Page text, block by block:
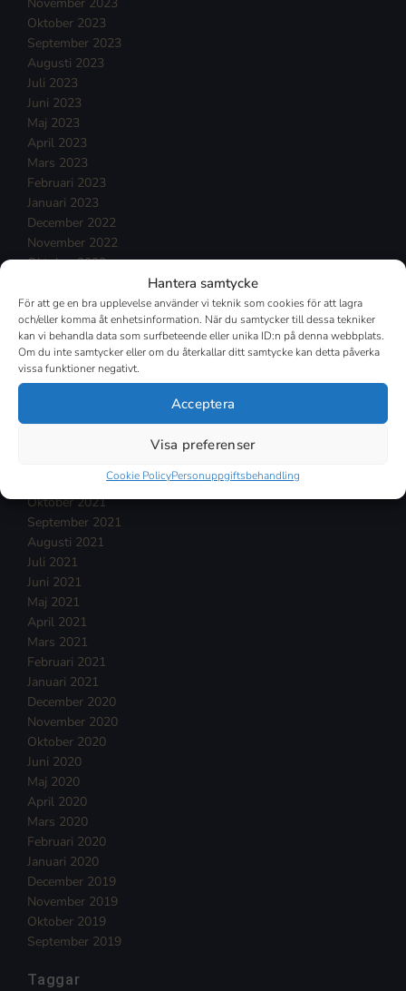
Hantera samtycke
För att ge en bra upplevelse använder vi teknik som cookies för att lagra
och/eller komma åt enhetsinformation. När du samtycker till dessa tekniker
kan vi behandla data som surfbeteende eller unika ID:n på denna webbplats.
Om du inte samtycker eller om du återkallar ditt samtycke kan detta påverka
vissa funktioner negativt.
Acceptera
Visa preferenser
Cookie PolicyPersonuppgiftsbehandling
November 2023
Oktober 2023
September 2023
Augusti 2023
Juli 2023
Juni 2023
Maj 2023
April 2023
Mars 2023
Februari 2023
Januari 2023
December 2022
November 2022
Oktober 2022
Augusti 2022
Juli 2022
Juni 2022
Maj 2022
April 2022
Februari 2022
November 2021
Oktober 2021
September 2021
Augusti 2021
Juli 2021
Juni 2021
Maj 2021
April 2021
Mars 2021
Februari 2021
Januari 2021
December 2020
November 2020
Oktober 2020
Juni 2020
Maj 2020
April 2020
Mars 2020
Februari 2020
Januari 2020
December 2019
November 2019
Oktober 2019
September 2019
Taggar